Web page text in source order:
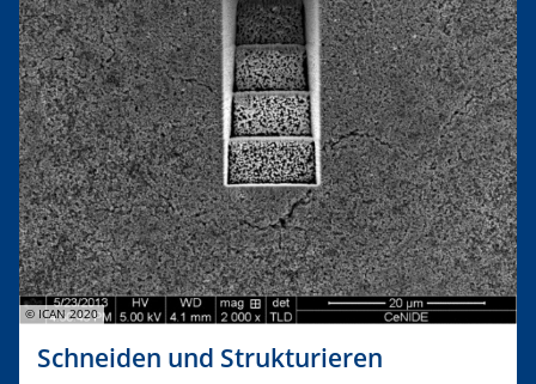
© ICAN 2020
Schneiden und Strukturieren